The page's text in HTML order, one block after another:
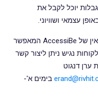
יוכל לקבל את
עצמאי ושוויוני.
לשם כך בוצעו התאמות ,עודכן פלאגאין של AccessiBe המאפשר
נגיש ניתן ליצור קשר
ערן דנגוט
בימים א'-